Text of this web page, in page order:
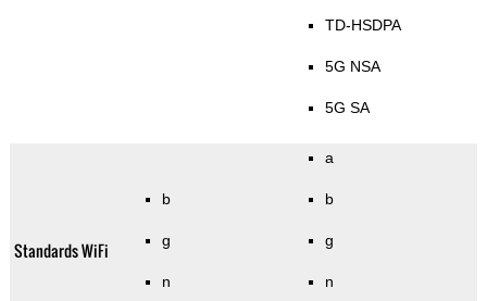
TD-HSDPA
5G NSA
5G SA
Standards WiFi
b
g
n
a
b
g
n